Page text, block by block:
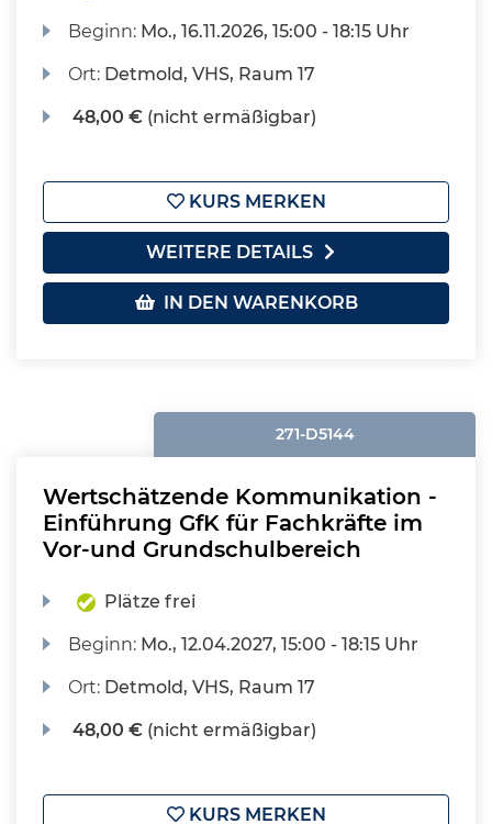
Beginn: Mo., 16.11.2026, 15:00 - 18:15 Uhr
Ort: Detmold, VHS, Raum 17
48,00 € (nicht ermäßigbar)
KURS MERKEN
WEITERE DETAILS
IN DEN WARENKORB
271-D5144
Wertschätzende Kommunikation -
Einführung GfK für Fachkräfte im
Vor-und Grundschulbereich
Plätze frei
Beginn: Mo., 12.04.2027, 15:00 - 18:15 Uhr
Ort: Detmold, VHS, Raum 17
48,00 € (nicht ermäßigbar)
KURS MERKEN